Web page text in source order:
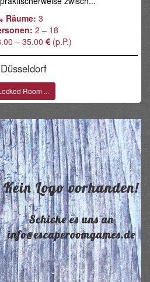
Räume: 3
2 – 18
– 35.00 (p.P.)
Düsseldorf
Room ...